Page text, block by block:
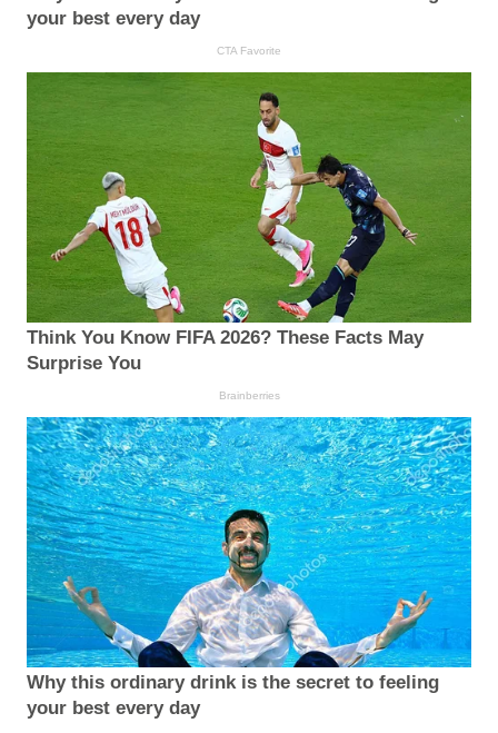
your best every day
CTA Favorite
Think You Know FIFA 2026? These Facts May
Surprise You
Brainberries
Why this ordinary drink is the secret to feeling
your best every day